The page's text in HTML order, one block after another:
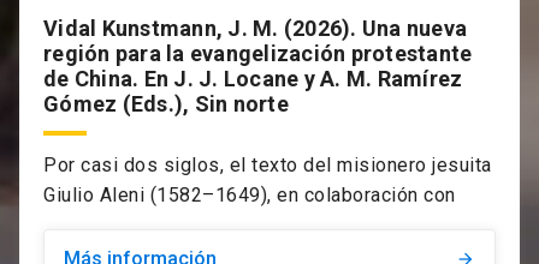
Vidal Kunstmann, J. M. (2026). Una nueva
región para la evangelización protestante
de China. En J. J. Locane y A. M. Ramírez
Gómez (Eds.), Sin norte
Por casi dos siglos, el texto del misionero jesuita
Giulio Aleni (1582–1649), en colaboración con
Más información arrow_forward